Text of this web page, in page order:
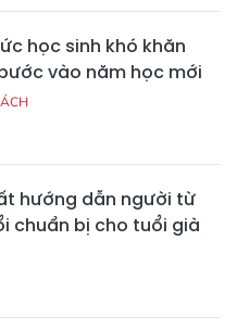
học sinh khó khăn
vào năm học mới
hướng dẫn người từ
chuẩn bị cho tuổi già